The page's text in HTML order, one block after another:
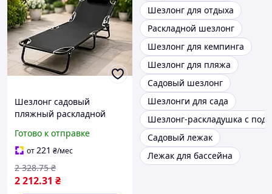
Шезлонг садовый
пляжный раскладной
Складной лежак /
Раскладной шезлонг с
подголовником
Готово к отправке
от221 ₴/мес
2 212.31 ₴
2 328.75 ₴
Шезлонг для отдыха
Раскладной шезлонг
Шезлонг для кемпинга
Шезлонг для пляжа
Садовый шезлонг
Шезлонги для сада
Шезлонг-раскладушка с
Садовый лежак
Лежак для бассейна